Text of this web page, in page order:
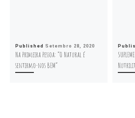
Published Setembro 28, 2020
Na Primeira Pessoa: “O Natural é
sentirmo-nos BEM”